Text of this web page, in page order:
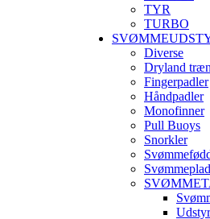
TYR
TURBO
Diverse
Dryland
Fingerpadler
Håndpadler
Monofinner
Pull Buoys
Snorkler